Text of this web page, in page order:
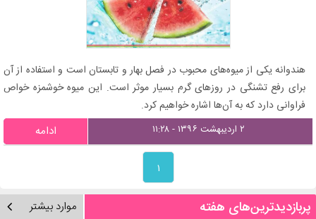
هندوانه یکی از میوه‌های محبوب در فصل بهار و تابستان است و استفاده از آن
برای رفع تشنگی در روزهای گرم بسیار موثر است. این میوه خوشمزه خواص
فراوانی دارد که به آن‌ها اشاره خواهیم کرد.
۲ اردیبهشت ۱۳۹۶ - ۱۱:۲۸ ادامه
۱
پربازدیدترین‌های هفته موارد بیشتر